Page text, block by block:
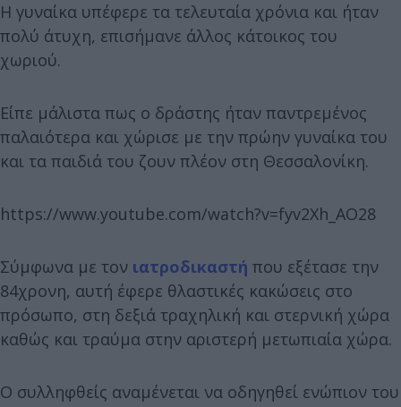
Η γυναίκα υπέφερε τα τελευταία χρόνια και ήταν
πολύ άτυχη, επισήμανε άλλος κάτοικος του
χωριού.
Είπε μάλιστα πως ο δράστης ήταν παντρεμένος
παλαιότερα και χώρισε με την πρώην γυναίκα του
και τα παιδιά του ζουν πλέον στη Θεσσαλονίκη.
https://www.youtube.com/watch?v=fyv2Xh_AO28
Σύμφωνα με τον ιατροδικαστή που εξέτασε την
84χρονη, αυτή έφερε θλαστικές κακώσεις στο
πρόσωπο, στη δεξιά τραχηλική και στερνική χώρα
καθώς και τραύμα στην αριστερή μετωπιαία χώρα.
Ο συλληφθείς αναμένεται να οδηγηθεί ενώπιον του